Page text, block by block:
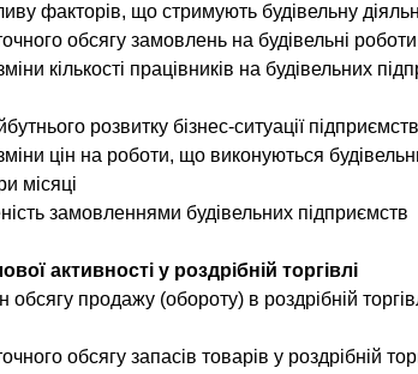
факторів, що стримують будівельну
обсягу замовлень на будівельні роботи
кількості працівників на будівельних
розвитку бізнес-ситуації
цін на роботи, що виконуються
місяці
замовленнями будівельних підприємств
активності у роздрібній торгівлі
обсягу продажу (обороту) в роздрібній
обсягу запасів товарів у роздрібній